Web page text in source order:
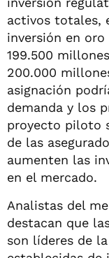
activos totales,
inversión en
199.500
200.000
asignación
demanda y los
proyecto piloto
de las
aumenten las
en el mercado.
Analistas del
destacan que
son líderes de